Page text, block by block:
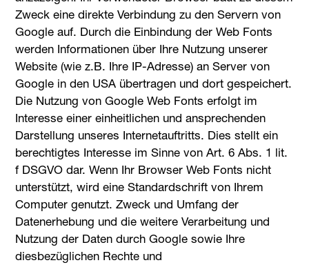
Zweck eine direkte Verbindung zu den Servern von
Google auf. Durch die Einbindung der Web Fonts
werden Informationen über Ihre Nutzung unserer
Website (wie z.B. Ihre IP-Adresse) an Server von
Google in den USA übertragen und dort gespeichert.
Die Nutzung von Google Web Fonts erfolgt im
Interesse einer einheitlichen und ansprechenden
Darstellung unseres Internetauftritts. Dies stellt ein
berechtigtes Interesse im Sinne von Art. 6 Abs. 1 lit.
f DSGVO dar. Wenn Ihr Browser Web Fonts nicht
unterstützt, wird eine Standardschrift von Ihrem
Computer genutzt. Zweck und Umfang der
Datenerhebung und die weitere Verarbeitung und
Nutzung der Daten durch Google sowie Ihre
diesbezüglichen Rechte und